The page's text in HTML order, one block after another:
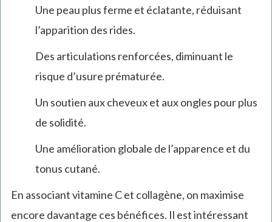
Une peau plus ferme et éclatante, réduisant
l’apparition des rides.
Des articulations renforcées, diminuant le
risque d’usure prématurée.
Un soutien aux cheveux et aux ongles pour plus
de solidité.
Une amélioration globale de l’apparence et du
tonus cutané.
En associant vitamine C et collagène, on maximise
encore davantage ces bénéfices. Il est intéressant